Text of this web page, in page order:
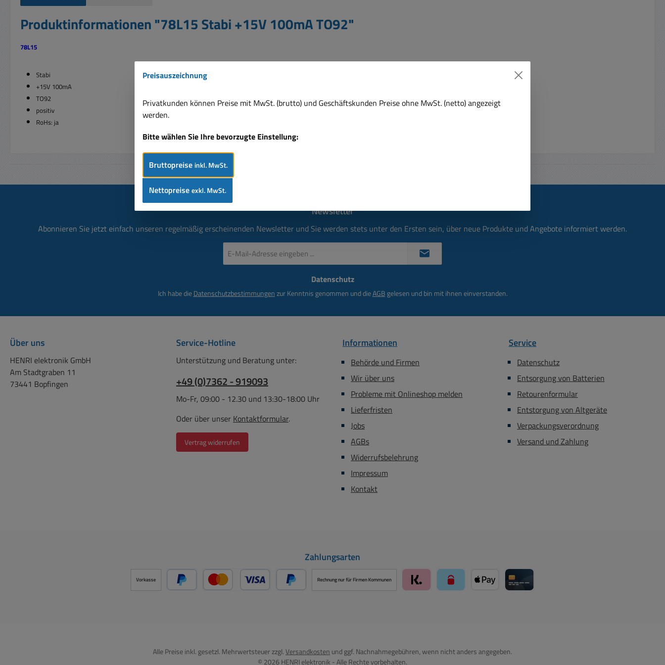
Produktinformationen "78L15 Stabi +15V 100mA TO92"
78L15
Stabi
+15V 100mA
TO92
positiv
RoHs: ja
Newsletter
Abonnieren Sie jetzt einfach unseren regelmäßig erscheinenden Newsletter und Sie werden stets unter den Ersten sein, über neue Produkte und Angebote informiert werden.
Mail-
Datenschutz
Ich habe dieDatenschutzbestimmungenzur Kenntnis genommen und dieAGB gelesen und bin mit ihnen einverstanden.
Über uns
HENRI elektronik GmbH
Am Stadtgraben 11
73441 Bopfingen
Service-Hotline
Unterstützung und Beratung unter:
+49 (0)7362 - 919093
Mo-Fr, 09:00 - 12.30 und 13:30-18:00 Uhr
Oder über unser Kontaktformular.
Vertrag widerrufen
Informationen
Behörde und Firmen
Wir über uns
Probleme mit Onlineshop melden
Lieferfristen
Jobs
AGBs
Widerrufsbelehrung
Impressum
Kontakt
Service
Datenschutz
Entsorgung von Batterien
Retourenformular
Entstorgung von Altgeräte
Verpackungsverordnung
Versand und Zahlung
Zahlungsarten
Vorkasse Rechnung nur für Firmen Kommunen
Alle Preise inkl. gesetzl. Mehrwertsteuer zzgl.Versandkosten und ggf. Nachnahmegebühren, wenn nicht anders angegeben.
© 2026 HENRI elektronik - Alle Rechte vorbehalten.
Preisauszeichnung
Privatkunden können Preise mit MwSt. (brutto) und Geschäftskunden Preise ohne MwSt. (netto) angezeigt
werden.
Bitte wählen Sie Ihre bevorzugte Einstellung:
Bruttopreise inkl. MwSt.
Nettopreiseexkl. MwSt.